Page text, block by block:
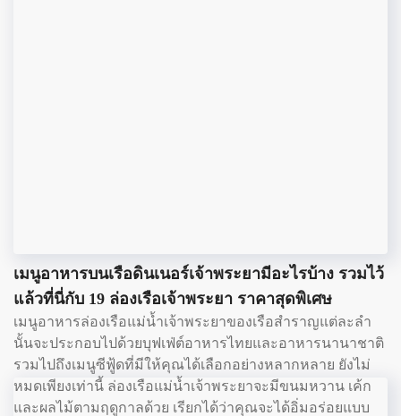
เมนูอาหารบนเรือดินเนอร์เจ้าพระยามีอะไรบ้าง รวมไว้
แล้วที่นี่กับ 19 ล่องเรือเจ้าพระยา ราคาสุดพิเศษ
เมนูอาหารล่องเรือแม่น้ำเจ้าพระยาของเรือสำราญแต่ละลำ
นั้นจะประกอบไปด้วยบุฟเฟ่ต์อาหารไทยและอาหารนานาชาติ
รวมไปถึงเมนูซีฟู้ดที่มีให้คุณได้เลือกอย่างหลากหลาย ยังไม่
หมดเพียงเท่านี้ ล่องเรือแม่น้ำเจ้าพระยาจะมีขนมหวาน เค้ก
และผลไม้ตามฤดูกาลด้วย เรียกได้ว่าคุณจะได้อิ่มอร่อยแบบ